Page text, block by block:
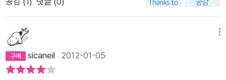
세련된 형태의 논리에 감탄하기 때문이다. 엘러리 퀸을 닮은 퍼즐
러이면서도 곳곳에 감도는 낭만적이고 서정적인 향기가 가슴을
간질이기 때문이다.' 이 해설은 아리스가와 아리스다움에 대해 잘
설명하고 있다고 생각한다.담백하고 담담한 문체, 잘 짜여진 플롯
과 복선, 양념같은 역할을 하는 등장인물들, 마음을 울리는 서정
sicaneil 2012-01-05